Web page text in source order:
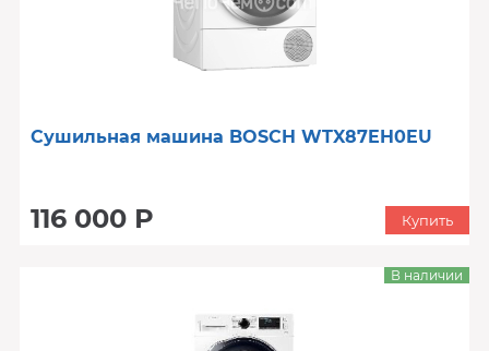
Сушильная машина BOSCH WTX87EH0EU
116 000 Р Купить
В наличии